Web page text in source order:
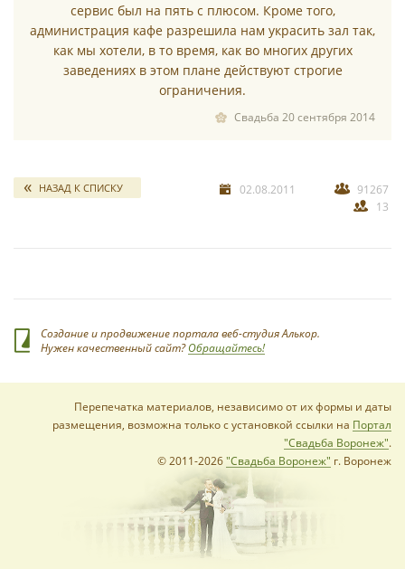
сервис был на пять с плюсом. Кроме того,
администрация кафе разрешила нам украсить зал так,
как мы хотели, в то время, как во многих других
заведениях в этом плане действуют строгие
ограничения.
Свадьба 20 сентября 2014
НАЗАД К СПИСКУ 02.08.2011
91267
13
Создание и продвижение портала веб-студия Алькор.
Нужен качественный сайт?Обращайтесь!
Перепечатка материалов, независимо от их формы и даты
размещения, возможна только с установкой ссылки на Портал
"Свадьба Воронеж".
© 2011-2026"Свадьба Воронеж" г. Воронеж